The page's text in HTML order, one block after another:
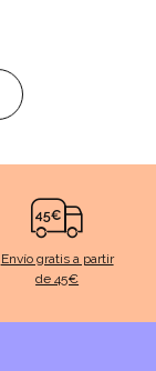
Envío gratis a partir
de 45€